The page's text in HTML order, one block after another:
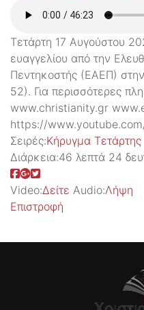
Τετάρτη 17 Αυγούστου
ευαγγελίου από την
Πεντηκοστής (ΕΑΕΠ)
52). Για περισσότερες
www.christianity.gr
https://
Σειρές:Kήρυγμα Τετάρτης
Διάρκεια:46 λεπτά 24
Video:Δείτε Audio:Λήψη
Επιστροφή